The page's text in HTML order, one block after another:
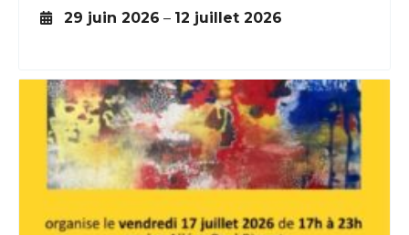
29 juin 2026 – 12 juillet 2026